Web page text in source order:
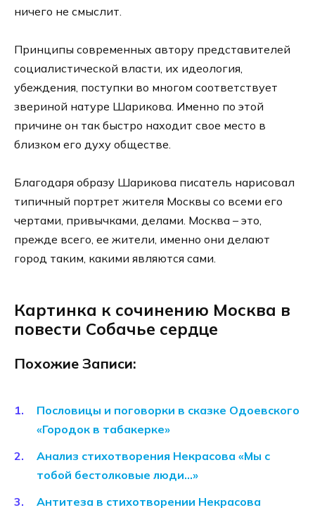
ничего не смыслит.
Принципы современных автору представителей
социалистической власти, их идеология,
убеждения, поступки во многом соответствует
звериной натуре Шарикова. Именно по этой
причине он так быстро находит свое место в
близком его духу обществе.
Благодаря образу Шарикова писатель нарисовал
типичный портрет жителя Москвы со всеми его
чертами, привычками, делами. Москва – это,
прежде всего, ее жители, именно они делают
город таким, какими являются сами.
Картинка к сочинению Москва в
повести Собачье сердце
Похожие Записи:
Пословицы и поговорки в сказке Одоевского
«Городок в табакерке»
Анализ стихотворения Некрасова «Мы с
тобой бестолковые люди…»
Антитеза в стихотворении Некрасова